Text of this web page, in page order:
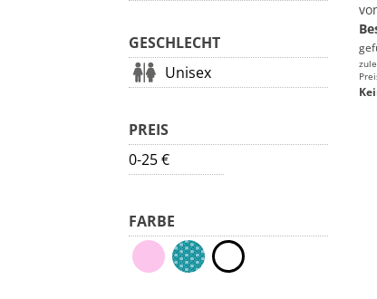
GESCHLECHT
Unisex
PREIS
0-25 €
FARBE